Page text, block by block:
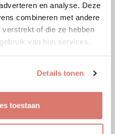
en analyse. Deze
combineren met andere
of die ze hebben
van hun services.
Details tonen
toestaan